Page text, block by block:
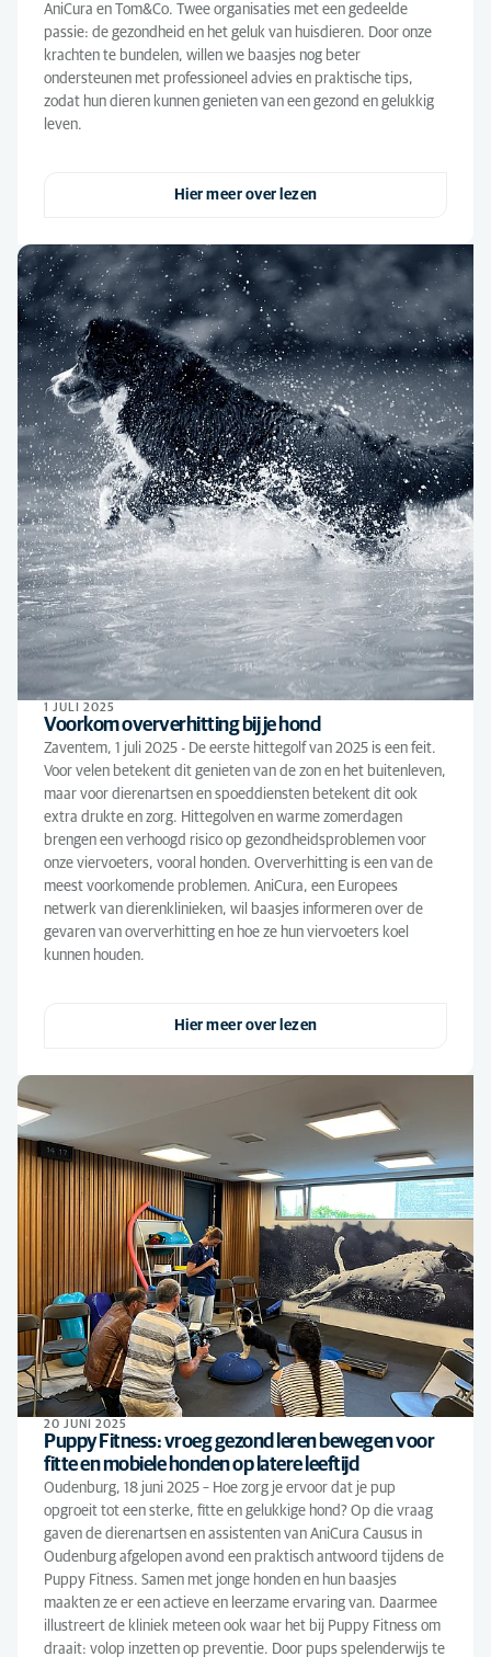
AniCura en Tom&Co. Twee organisaties met een gedeelde
passie: de gezondheid en het geluk van huisdieren. Door onze
krachten te bundelen, willen we baasjes nog beter
ondersteunen met professioneel advies en praktische tips,
zodat hun dieren kunnen genieten van een gezond en gelukkig
leven.
Hier meer over lezen
1 JULI 2025
Voorkom oververhitting bij je hond
Zaventem, 1 juli 2025 - De eerste hittegolf van 2025 is een feit.
Voor velen betekent dit genieten van de zon en het buitenleven,
maar voor dierenartsen en spoeddiensten betekent dit ook
extra drukte en zorg. Hittegolven en warme zomerdagen
brengen een verhoogd risico op gezondheidsproblemen voor
onze viervoeters, vooral honden. Oververhitting is een van de
meest voorkomende problemen. AniCura, een Europees
netwerk van dierenklinieken, wil baasjes informeren over de
gevaren van oververhitting en hoe ze hun viervoeters koel
kunnen houden.
Hier meer over lezen
20 JUNI 2025
Puppy Fitness: vroeg gezond leren bewegen voor
fitte en mobiele honden op latere leeftijd
Oudenburg, 18 juni 2025 – Hoe zorg je ervoor dat je pup
opgroeit tot een sterke, fitte en gelukkige hond? Op die vraag
gaven de dierenartsen en assistenten van AniCura Causus in
Oudenburg afgelopen avond een praktisch antwoord tijdens de
Puppy Fitness. Samen met jonge honden en hun baasjes
maakten ze er een actieve en leerzame ervaring van. Daarmee
illustreert de kliniek meteen ook waar het bij Puppy Fitness om
draait: volop inzetten op preventie. Door pups spelenderwijs te